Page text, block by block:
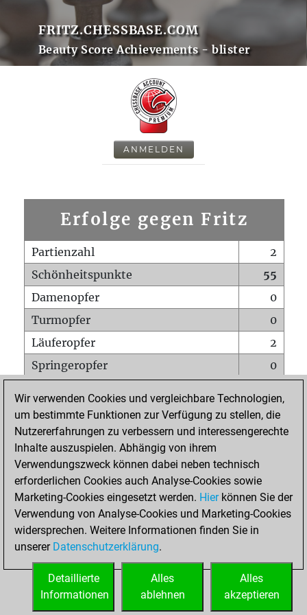
FRITZ.CHESSBASE.COM
Beauty Score Achievements - blister
ANMELDEN
Erfolge gegen Fritz
Partienzahl
2
Schönheitspunkte
55
Damenopfer
0
Turmopfer
0
Läuferopfer
2
Springeropfer
0
Matt auf vollem Brett
0
Bauer setzt Matt
0
Erstickte Matts
Unterverwandlungen
Türme auf der siebten
0
STARTSEITE
Wir verwenden Cookies und vergleichbare Technologien,
um bestimmte Funktionen zur Verfügung zu stellen, die
Nutzererfahrungen zu verbessern und interessengerechte
Inhalte auszuspielen. Abhängig von ihrem
Verwendungszweck können dabei neben technisch
erforderlichen Cookies auch Analyse-Cookies sowie
Marketing-Cookies eingesetzt werden. Hierkönnen Sie der
Verwendung von Analyse-Cookies und Marketing-Cookies
widersprechen. Weitere Informationen finden Sie in
unserer Datenschutzerklärung.
Alles
akzeptieren
Alles
ablehnen
Detaillierte
Informationen